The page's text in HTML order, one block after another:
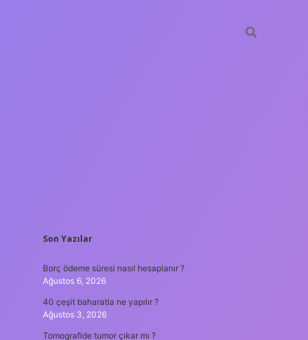
SIDEBAR
Son Yazılar
Borç ödeme süresi nasıl hesaplanır ?
Ağustos 6, 2026
40 çeşit baharatla ne yapılır ?
Ağustos 3, 2026
Tomografide tumor çıkar mı ?